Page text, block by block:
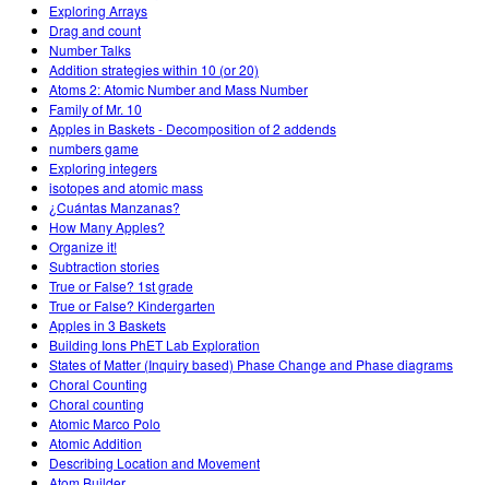
Exploring Arrays
Drag and count
Number Talks
Addition strategies within 10 (or 20)
Atoms 2: Atomic Number and Mass Number
Family of Mr. 10
Apples in Baskets - Decomposition of 2 addends
numbers game
Exploring integers
isotopes and atomic mass
¿Cuántas Manzanas?
How Many Apples?
Organize it!
Subtraction stories
True or False? 1st grade
True or False? Kindergarten
Apples in 3 Baskets
Building Ions PhET Lab Exploration
States of Matter (Inquiry based) Phase Change and Phase diagrams
Choral Counting
Choral counting
Atomic Marco Polo
Atomic Addition
Describing Location and Movement